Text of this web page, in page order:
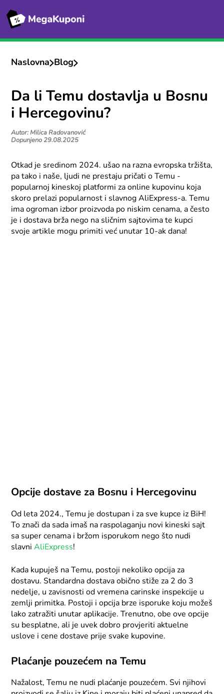
Naslovna Blog
Da li Temu dostavlja u Bosnu
i Hercegovinu?
Autor: Milica Radovanović
Dopunjeno 29.08.2025
Otkad je sredinom 2024. ušao na razna evropska tržišta,
pa tako i naše, ljudi ne prestaju pričati o Temu -
popularnoj kineskoj platformi za online kupovinu koja
skoro prelazi popularnost i slavnog AliExpress-a. Temu
ima ogroman izbor proizvoda po niskim cenama, a često
je i dostava brža nego na sličnim sajtovima te kupci
svoje artikle mogu primiti već unutar 10-ak dana!
Opcije dostave za Bosnu i Hercegovinu
Od leta 2024., Temu je dostupan i za sve kupce iz BiH!
To znači da sada imaš na raspolaganju novi kineski sajt
sa super cenama i bržom isporukom nego što nudi
slavniAliExpress!
Kada kupuješ na Temu, postoji nekoliko opcija za
dostavu. Standardna dostava obično stiže za 2 do 3
nedelje, u zavisnosti od vremena carinske inspekcije u
zemlji primitka. Postoji i opcija brze isporuke koju možeš
lako zatražiti unutar aplikacije. Trenutno, obe ove opcije
su besplatne, ali je uvek dobro provjeriti aktuelne
uslove i cene dostave prije svake kupovine.
Plaćanje pouzećem na Temu
Nažalost, Temu ne nudi plaćanje pouzećem. Svi njihovi